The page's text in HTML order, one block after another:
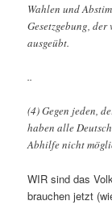
Wahlen und
Gesetzgebung,
ausgeübt.
..
(4) Gegen jeden,
haben alle
Abhilfe nicht
WIR sind das
brauchen jetzt